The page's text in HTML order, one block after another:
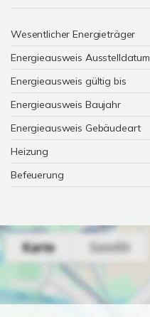
Wesentlicher Energieträger
Energieausweis Ausstelldatum
Energieausweis gültig bis
Energieausweis Baujahr
Energieausweis Gebäudeart
Heizung
Befeuerung